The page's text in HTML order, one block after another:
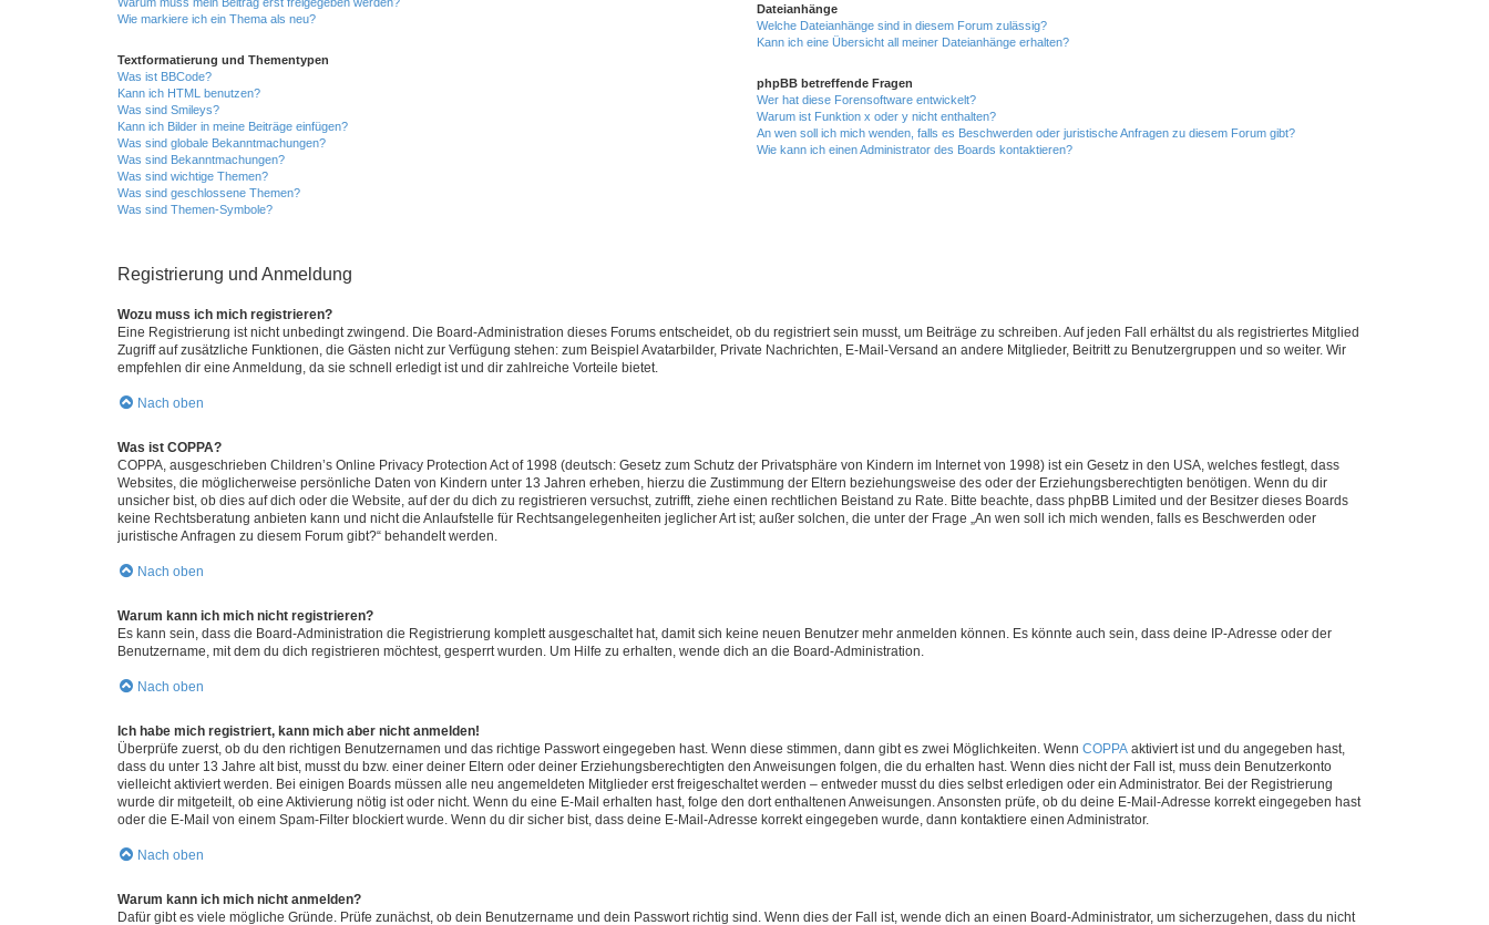
Wie markiere ich ein Thema als neu?
Textformatierung und Thementypen
Was ist BBCode?
Kann ich HTML benutzen?
Was sind Smileys?
Kann ich Bilder in meine Beiträge einfügen?
Was sind globale Bekanntmachungen?
Was sind Bekanntmachungen?
Was sind wichtige Themen?
Was sind geschlossene Themen?
Was sind Themen-Symbole?
Dateianhänge
Welche Dateianhänge sind in diesem Forum zulässig?
Kann ich eine Übersicht all meiner Dateianhänge erhalten?
phpBB betreffende Fragen
Wer hat diese Forensoftware entwickelt?
Warum ist Funktion x oder y nicht enthalten?
An wen soll ich mich wenden, falls es Beschwerden oder juristische Anfragen zu diesem Forum gibt?
Wie kann ich einen Administrator des Boards kontaktieren?
Registrierung und Anmeldung
Wozu muss ich mich registrieren?
Eine Registrierung ist nicht unbedingt zwingend. Die Board-Administration dieses Forums entscheidet, ob du registriert sein musst, um Beiträge zu schreiben. Auf jeden Fall erhältst du als registriertes Mitglied
Zugriff auf zusätzliche Funktionen, die Gästen nicht zur Verfügung stehen: zum Beispiel Avatarbilder, Private Nachrichten, E-Mail-Versand an andere Mitglieder, Beitritt zu Benutzergruppen und so weiter. Wir
empfehlen dir eine Anmeldung, da sie schnell erledigt ist und dir zahlreiche Vorteile bietet.
Nach oben
Was ist COPPA?
COPPA, ausgeschrieben Children’s Online Privacy Protection Act of 1998 (deutsch: Gesetz zum Schutz der Privatsphäre von Kindern im Internet von 1998) ist ein Gesetz in den USA, welches festlegt, dass
Websites, die möglicherweise persönliche Daten von Kindern unter 13 Jahren erheben, hierzu die Zustimmung der Eltern beziehungsweise des oder der Erziehungsberechtigten benötigen. Wenn du dir
unsicher bist, ob dies auf dich oder die Website, auf der du dich zu registrieren versuchst, zutrifft, ziehe einen rechtlichen Beistand zu Rate. Bitte beachte, dass phpBB Limited und der Besitzer dieses Boards
keine Rechtsberatung anbieten kann und nicht die Anlaufstelle für Rechtsangelegenheiten jeglicher Art ist; außer solchen, die unter der Frage „An wen soll ich mich wenden, falls es Beschwerden oder
juristische Anfragen zu diesem Forum gibt?“ behandelt werden.
Nach oben
Warum kann ich mich nicht registrieren?
Es kann sein, dass die Board-Administration die Registrierung komplett ausgeschaltet hat, damit sich keine neuen Benutzer mehr anmelden können. Es könnte auch sein, dass deine IP-Adresse oder der
Benutzername, mit dem du dich registrieren möchtest, gesperrt wurden. Um Hilfe zu erhalten, wende dich an die Board-Administration.
Nach oben
Ich habe mich registriert, kann mich aber nicht anmelden!
Überprüfe zuerst, ob du den richtigen Benutzernamen und das richtige Passwort eingegeben hast. Wenn diese stimmen, dann gibt es zwei Möglichkeiten. Wenn COPPA aktiviert ist und du angegeben hast,
dass du unter 13 Jahre alt bist, musst du bzw. einer deiner Eltern oder deiner Erziehungsberechtigten den Anweisungen folgen, die du erhalten hast. Wenn dies nicht der Fall ist, muss dein Benutzerkonto
vielleicht aktiviert werden. Bei einigen Boards müssen alle neu angemeldeten Mitglieder erst freigeschaltet werden – entweder musst du dies selbst erledigen oder ein Administrator. Bei der Registrierung
wurde dir mitgeteilt, ob eine Aktivierung nötig ist oder nicht. Wenn du eine E-Mail erhalten hast, folge den dort enthaltenen Anweisungen. Ansonsten prüfe, ob du deine E-Mail-Adresse korrekt eingegeben hast
oder die E-Mail von einem Spam-Filter blockiert wurde. Wenn du dir sicher bist, dass deine E-Mail-Adresse korrekt eingegeben wurde, dann kontaktiere einen Administrator.
Nach oben
Warum kann ich mich nicht anmelden?
Dafür gibt es viele mögliche Gründe. Prüfe zunächst, ob dein Benutzername und dein Passwort richtig sind. Wenn dies der Fall ist, wende dich an einen Board-Administrator, um sicherzugehen, dass du nicht